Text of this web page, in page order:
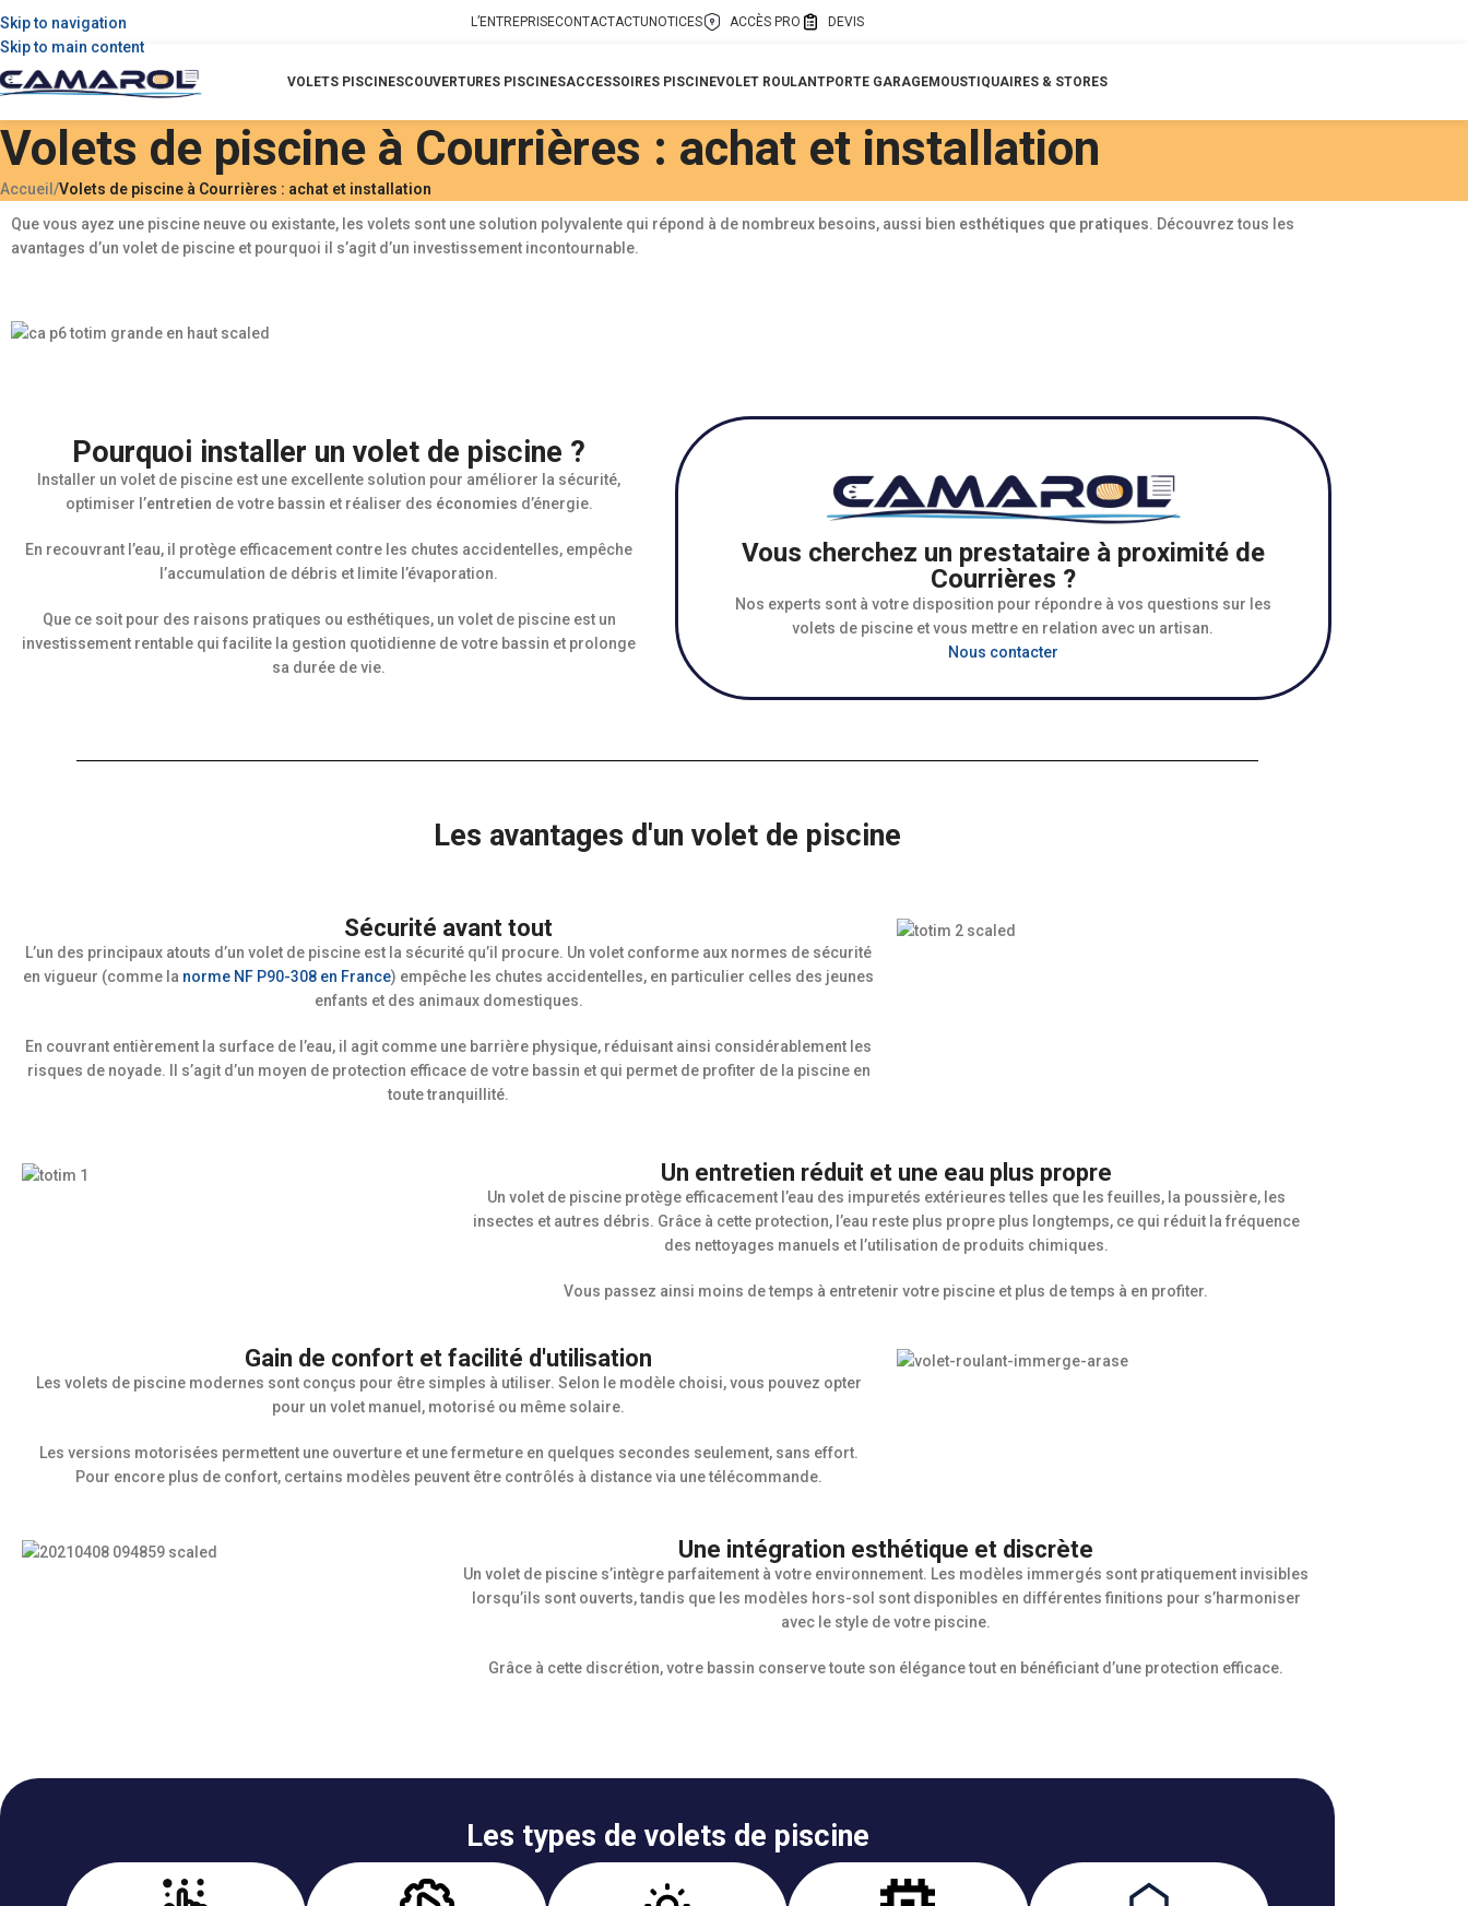
Skip to navigation
Skip to main content
L’ENTREPRISECONTACTACTU NOTICES ACCÈS PRO DEVIS
VOLETS PISCINESCOUVERTURES PISCINESACCESSOIRES PISCINEVOLET ROULANTPORTE GARAGEMOUSTIQUAIRES & STORES
Volets de piscine à Courrières : achat et installation
Accueil /Volets de piscine à Courrières : achat et installation
Que vous ayez une piscine neuve ou existante, les volets sont une solution polyvalente qui répond à de nombreux besoins, aussi bien esthétiques que pratiques. Découvrez tous les
avantages d’un volet de piscine et pourquoi il s’agit d’un investissement incontournable.
Pourquoi installer un volet de piscine ?
Installer un volet de piscine est une excellente solution pour améliorer la sécurité,
optimiser l’entretien de votre bassin et réaliser des économies d’énergie.
En recouvrant l’eau, il protège efficacement contre les chutes accidentelles, empêche
l’accumulation de débris et limite l’évaporation.
Que ce soit pour des raisons pratiques ou esthétiques, un volet de piscine est un
investissement rentable qui facilite la gestion quotidienne de votre bassin et prolonge
sa durée de vie.
Vous cherchez un prestataire à proximité de
Courrières ?
Nos experts sont à votre disposition pour répondre à vos questions sur les
volets de piscine et vous mettre en relation avec un artisan.
Nous contacter
Les avantages d'un volet de piscine
Sécurité avant tout
L’un des principaux atouts d’un volet de piscine est la sécurité qu’il procure. Un volet conforme aux normes de sécurité
en vigueur (comme la norme NF P90-308 en France) empêche les chutes accidentelles, en particulier celles des jeunes
enfants et des animaux domestiques.
En couvrant entièrement la surface de l’eau, il agit comme une barrière physique, réduisant ainsi considérablement les
risques de noyade. Il s’agit d’un moyen de protection efficace de votre bassin et qui permet de profiter de la piscine en
toute tranquillité.
Un entretien réduit et une eau plus propre
Un volet de piscine protège efficacement l’eau des impuretés extérieures telles que les feuilles, la poussière, les
insectes et autres débris. Grâce à cette protection, l’eau reste plus propre plus longtemps, ce qui réduit la fréquence
des nettoyages manuels et l’utilisation de produits chimiques.
Vous passez ainsi moins de temps à entretenir votre piscine et plus de temps à en profiter.
Gain de confort et facilité d'utilisation
Les volets de piscine modernes sont conçus pour être simples à utiliser. Selon le modèle choisi, vous pouvez opter
pour un volet manuel, motorisé ou même solaire.
Les versions motorisées permettent une ouverture et une fermeture en quelques secondes seulement, sans effort.
Pour encore plus de confort, certains modèles peuvent être contrôlés à distance via une télécommande.
Une intégration esthétique et discrète
Un volet de piscine s’intègre parfaitement à votre environnement. Les modèles immergés sont pratiquement invisibles
lorsqu’ils sont ouverts, tandis que les modèles hors-sol sont disponibles en différentes finitions pour s’harmoniser
avec le style de votre piscine.
Grâce à cette discrétion, votre bassin conserve toute son élégance tout en bénéficiant d’une protection efficace.
Les types de volets de piscine